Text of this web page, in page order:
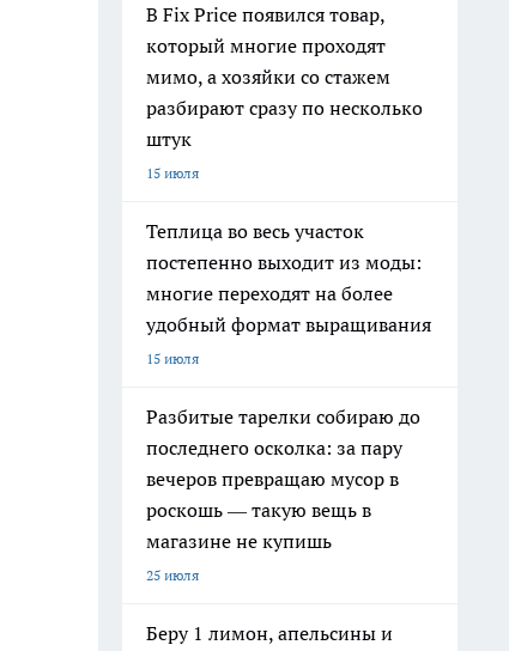
В Fix Price появился товар,
который многие проходят
мимо, а хозяйки со стажем
разбирают сразу по несколько
штук
15 июля
Теплица во весь участок
постепенно выходит из моды:
многие переходят на более
удобный формат выращивания
15 июля
Разбитые тарелки собираю до
последнего осколка: за пару
вечеров превращаю мусор в
роскошь — такую вещь в
магазине не купишь
25 июля
Беру 1 лимон, апельсины и